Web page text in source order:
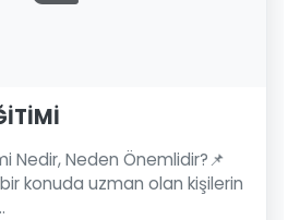
Nedir, Neden Önemlidir?📌
konuda uzman olan kişilerin